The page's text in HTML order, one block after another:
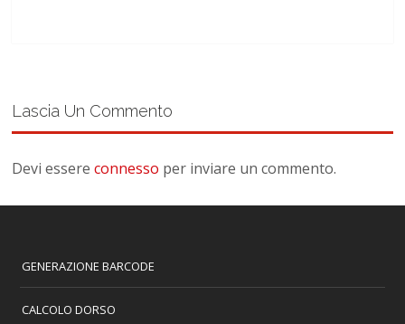
Lascia Un Commento
Devi essereconnesso per inviare un commento.
GENERAZIONE BARCODE
CALCOLO DORSO